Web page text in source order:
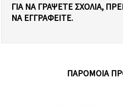
ΓΙΑ ΝΑ ΓΡΆΨΕΤΕ ΣΧΌΛΙΑ,
Α ΕΓΓΡΑΦΕΊΤΕ.
ΠΑΡΌΜΟΙΑ